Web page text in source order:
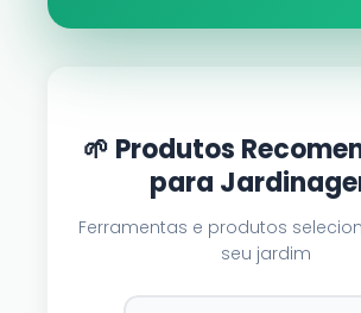
🌱 Produtos
para
Ferramentas e produtos
seu jardim